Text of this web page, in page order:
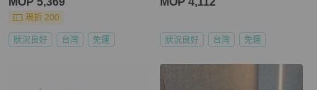
現折 200
狀況良好 台灣 免運 狀況良好 台灣 免運